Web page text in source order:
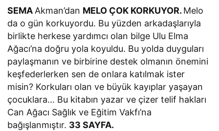
SEMA Akman’dan MELO ÇOK KORKUYOR. Melo
da o gün korkuyordu. Bu yüzden arkadaşlarıyla
birlikte herkese yardımcı olan bilge Ulu Elma
Ağacı’na doğru yola koyuldu. Bu yolda duyguları
paylaşmanın ve birbirine destek olmanın önemini
keşfederlerken sen de onlara katılmak ister
misin? Korkuları olan ve büyük kayıplar yaşayan
çocuklara… Bu kitabın yazar ve çizer telif hakları
Can Ağacı Sağlık ve Eğitim Vakfı’na
bağışlanmıştır. 33 SAYFA.